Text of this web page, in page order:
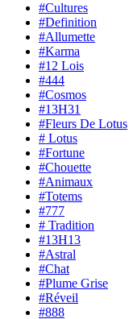
#Cultures
#Definition
#Allumette
#Karma
#12 Lois
#444
#Cosmos
#13H31
#Fleurs De Lotus
# Lotus
#Fortune
#Chouette
#Animaux
#Totems
#777
# Tradition
#13H13
#Astral
#Chat
#Plume Grise
#Réveil
#888